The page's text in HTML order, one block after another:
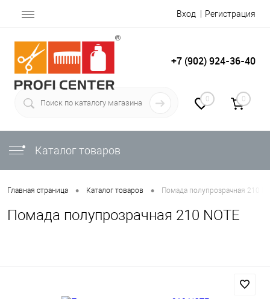
Вход Регистрация
+7 (902) 924-36-40
0 0
Каталог товаров
Главная страница • Каталог товаров • Помада полупрозрачная 210
Помада полупрозрачная 210 NOTE